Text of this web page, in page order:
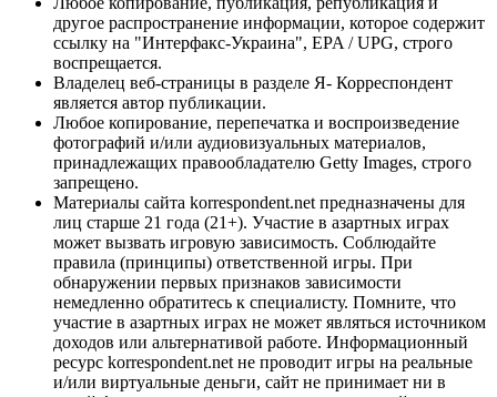
другое распространение информации, которое содержит
ссылку на "Интерфакс-Украина", EPA / UPG, строго
воспрещается.
Владелец веб-страницы в разделе Я- Корреспондент
является автор публикации.
Любое копирование, перепечатка и воспроизведение
фотографий и/или аудиовизуальных материалов,
принадлежащих правообладателю Getty Images, строго
запрещено.
Материалы сайта korrespondent.net предназначены для
лиц старше 21 года (21+). Участие в азартных играх
может вызвать игровую зависимость. Соблюдайте
правила (принципы) ответственной игры. При
обнаружении первых признаков зависимости
немедленно обратитесь к специалисту. Помните, что
участие в азартных играх не может являться источником
доходов или альтернативой работе. Информационный
ресурс korrespondent.net не проводит игры на реальные
и/или виртуальные деньги, сайт не принимает ни в